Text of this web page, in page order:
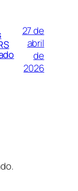
27 de
abril
de
2026